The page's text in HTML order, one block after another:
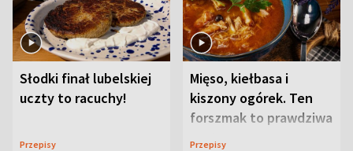
Słodki finał lubelskiej
uczty to racuchy!
Przepisy
Mięso, kiełbasa i
kiszony ogórek. Ten
forszmak to prawdziwa
uczta
Przepisy